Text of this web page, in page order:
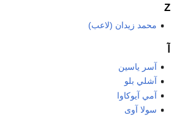
Z
محمد زيدان (لاعب)
آسر ياسين
آشلي بلو
آمي آيوكاوا
سولا آوى